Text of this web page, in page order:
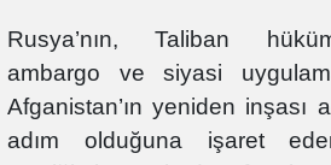
Rusya’nın, Taliban
ambargo ve siyasi
Afganistan’ın yeniden inşası
adım olduğuna işaret